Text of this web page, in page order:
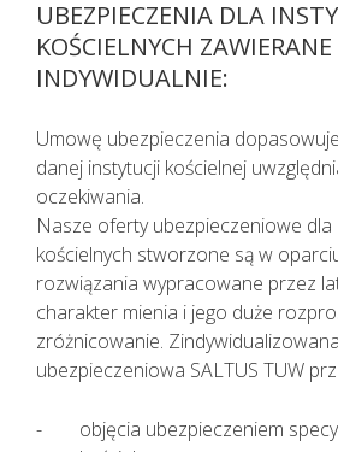
sytuacjach kiedy jest
pacjent powinien
na konkretną godzinę
podstawie
wywiadu medycznego
zdrowia pacjenta ma
wystawienia
UBEZPIECZENIA DLA
KOŚCIELNYCH ZAWIERANE
INDYWIDUALNIE:
Umowę ubezpieczenia
danej instytucji kościelnej
oczekiwania.
Nasze oferty ubezpieczeniowe
kościelnych stworzone są w
rozwiązania wypracowane przez
charakter mienia i jego duże
zróżnicowanie.
ubezpieczeniowa SALTUS TUW
objęcia ubezpieczeniem